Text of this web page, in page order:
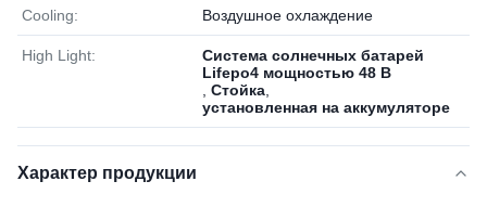
Cooling: Воздушное охлаждение
High Light:
Система солнечных батарей
Lifepo4 мощностью 48 В
Стойка
установленная на аккумуляторе
Характер продукции